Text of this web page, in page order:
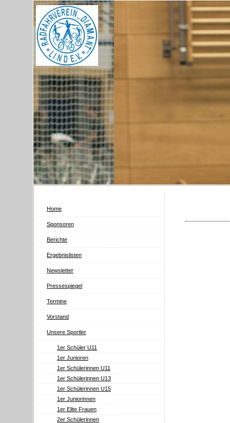
Home
Sponsoren
Berichte
Ergebnislisten
Newsletter
Pressespiegel
Termine
Vorstand
Unsere Sportler
1er Schüler U11
1er Junioren
1er Schülerinnen U11
1er Schülerinnen U13
1er Schülerinnen U15
1er Juniorinnen
1er Elite Frauen
2er Schülerinnen